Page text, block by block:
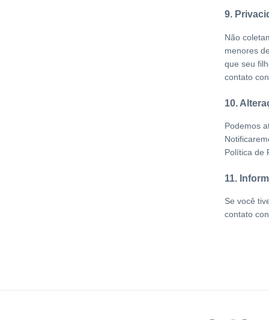
9.
Não
menores
que seu
contato
10.
Podemos
Política de
11.
Se você
contato